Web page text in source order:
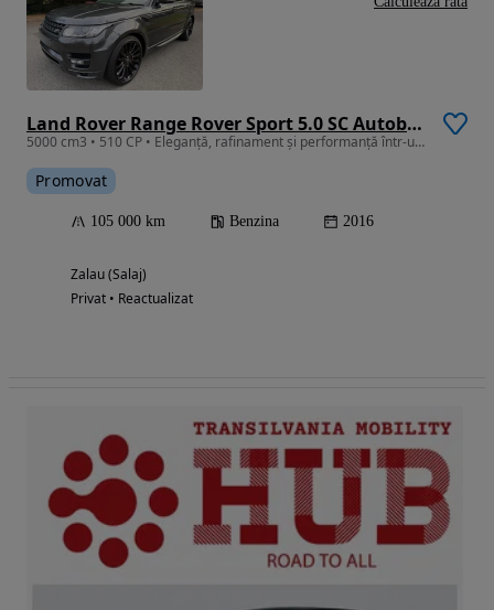
Land Rover Range Rover Sport 5.0 SC Autobiography
5000 cm3 • 510 CP • Eleganță, rafinament și performanță într-un singur pachet.
Promovat
105 000 km Benzina 2016
Zalau (Salaj)
Privat • Reactualizat